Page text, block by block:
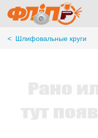
< Шлифовальные круги